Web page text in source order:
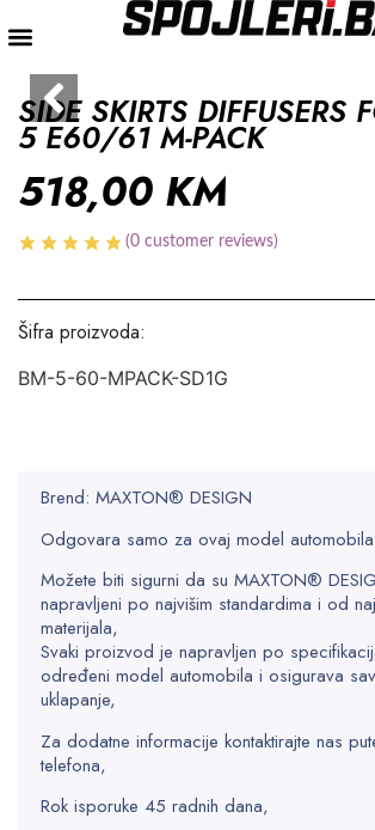
SIDE SKIRTS DIFFUSERS
5 E60/61 M-PACK
518,00 KM
(0 customer reviews)
Šifra proizvoda:
BM-5-60-MPACK-SD1G
Brend: MAXTON® DESIGN
Odgovara samo za ovaj model
Možete biti sigurni da su MAXTON®
napravljeni po najvišim standardima i od
materijala,
Svaki proizvod je napravljen po
određeni model automobila i osigurava
uklapanje,
Za dodatne informacije kontaktirajte nas
telefona,
Rok isporuke 45 radnih dana,